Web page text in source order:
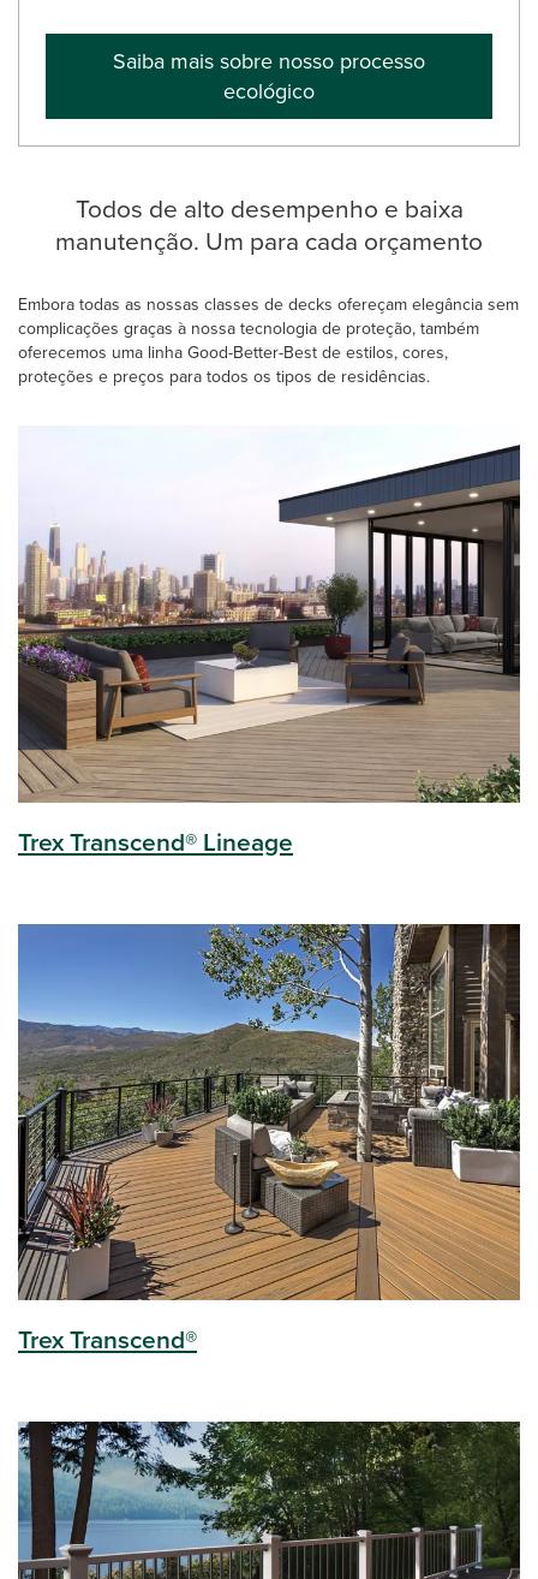
Saiba mais sobre nosso processo
ecológico
Todos de alto desempenho e baixa
manutenção. Um para cada orçamento
Embora todas as nossas classes de decks ofereçam elegância sem
complicações graças à nossa tecnologia de proteção, também
oferecemos uma linha Good-Better-Best de estilos, cores,
proteções e preços para todos os tipos de residências.
Trex Transcend® Lineage
Trex Transcend®